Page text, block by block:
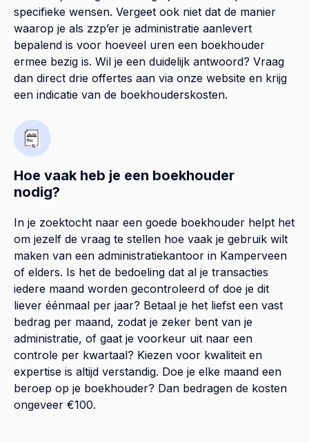
specifieke wensen. Vergeet ook niet dat de manier
waarop je als zzp’er je administratie aanlevert
bepalend is voor hoeveel uren een boekhouder
ermee bezig is. Wil je een duidelijk antwoord? Vraag
dan direct drie offertes aan via onze website en krijg
een indicatie van de boekhouderskosten.
Hoe vaak heb je een boekhouder
nodig?
In je zoektocht naar een goede boekhouder helpt het
om jezelf de vraag te stellen hoe vaak je gebruik wilt
maken van een administratiekantoor in Kamperveen
of elders. Is het de bedoeling dat al je transacties
iedere maand worden gecontroleerd of doe je dit
liever éénmaal per jaar? Betaal je het liefst een vast
bedrag per maand, zodat je zeker bent van je
administratie, of gaat je voorkeur uit naar een
controle per kwartaal? Kiezen voor kwaliteit en
expertise is altijd verstandig. Doe je elke maand een
beroep op je boekhouder? Dan bedragen de kosten
ongeveer €100.